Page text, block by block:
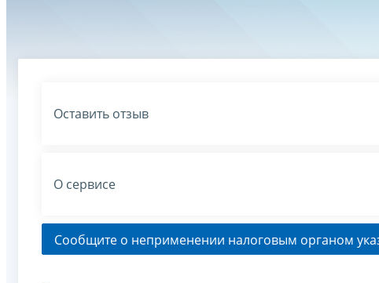
Оставить отзыв
О сервисе
Сообщите о неприменении налоговым органом